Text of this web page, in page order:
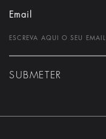
Email
SUBMETER